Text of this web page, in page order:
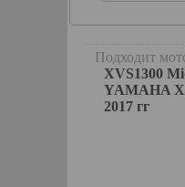
Подходит
XVS1300
YAMAHA
2017 гг